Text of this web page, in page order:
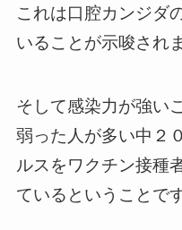
これは口腔カンジダ
いることが示唆され
そして感染力が強い
弱った人が多い中２
ルスをワクチン接種
ているということで